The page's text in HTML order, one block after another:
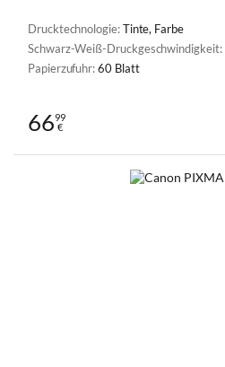
Drucktechnologie:Tinte, Farbe
Schwarz-Weiß-Druckgeschwindigkeit:
Papierzufuhr:60 Blatt
6699
€